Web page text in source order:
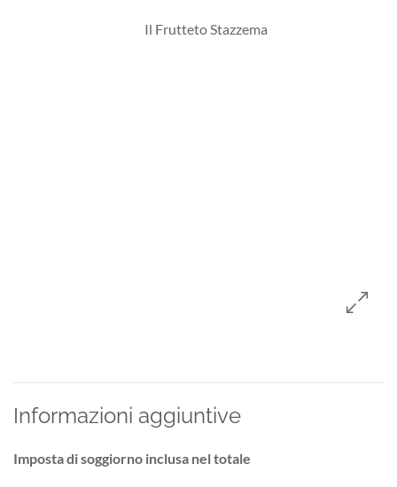
Informazioni aggiuntive
Imposta di soggiorno inclusa nel totale